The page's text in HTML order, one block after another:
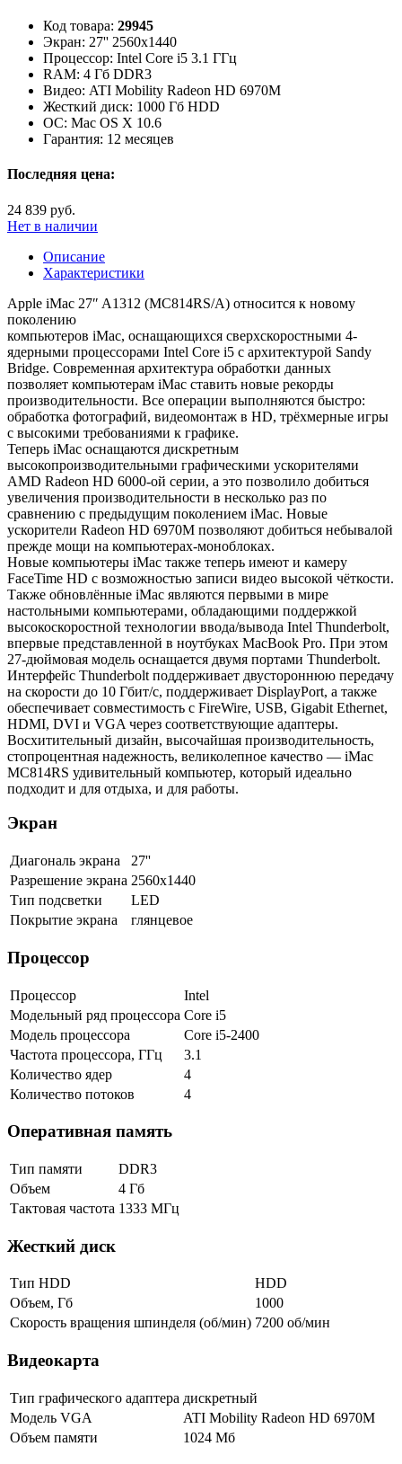
Код товара: 29945
Экран: 27'' 2560x1440
Процессор: Intel Core i5 3.1 ГГц
RAM: 4 Гб DDR3
Видео: ATI Mobility Radeon HD 6970M
Жесткий диск: 1000 Гб HDD
ОС: Mac OS X 10.6
Гарантия: 12 месяцев
Последняя цена:
24 839 руб.
Нет в наличии
Описание
Характеристики
Apple iMac 27″ A1312 (MC814RS/A) относится к новому
поколению
компьютеров iMac, оснащающихся сверхскоростными 4-
ядерными процессорами Intel Core i5 с архитектурой Sandy
Bridge. Современная архитектура обработки данных
позволяет компьютерам iMac ставить новые рекорды
производительности. Все операции выполняются быстро:
обработка фотографий, видеомонтаж в HD, трёхмерные игры
с высокими требованиями к графике.
Теперь iMac оснащаются дискретным
высокопроизводительными графическими ускорителями
AMD Radeon HD 6000-ой серии, а это позволило добиться
увеличения производительности в несколько раз по
сравнению с предыдущим поколением iMac. Новые
ускорители Radeon HD 6970M позволяют добиться небывалой
прежде мощи на компьютерах-моноблоках.
Новые компьютеры iMac также теперь имеют и камеру
FaceTime HD с возможностью записи видео высокой чёткости.
Также обновлённые iMac являются первыми в мире
настольными компьютерами, обладающими поддержкой
высокоскоростной технологии ввода/вывода Intel Thunderbolt,
впервые представленной в ноутбуках MacBook Pro. При этом
27-дюймовая модель оснащается двумя портами Thunderbolt.
Интерфейс Thunderbolt поддерживает двустороннюю передачу
на скорости до 10 Гбит/с, поддерживает DisplayPort, а также
обеспечивает совместимость с FireWire, USB, Gigabit Ethernet,
HDMI, DVI и VGA через соответствующие адаптеры.
Восхитительный дизайн, высочайшая производительность,
стопроцентная надежность, великолепное качество — iMac
MC814RS удивительный компьютер, который идеально
подходит и для отдыха, и для работы.
Экран
Диагональ экрана
27''
Разрешение экрана 2560x1440
Тип подсветки
LED
Покрытие экрана
глянцевое
Процессор
Процессор
Intel
Модельный ряд процессора Core i5
Модель процессора
Core i5-2400
Частота процессора, ГГц
3.1
Количество ядер
4
Количество потоков
4
Оперативная память
Тип памяти
DDR3
Объем
4 Гб
Тактовая частота 1333 МГц
Жесткий диск
Тип HDD
HDD
Объем, Гб
1000
Скорость вращения шпинделя (об/мин) 7200 об/мин
Видеокарта
Тип графического адаптера дискретный
Модель VGA
ATI Mobility Radeon HD 6970M
Объем памяти
1024 Мб